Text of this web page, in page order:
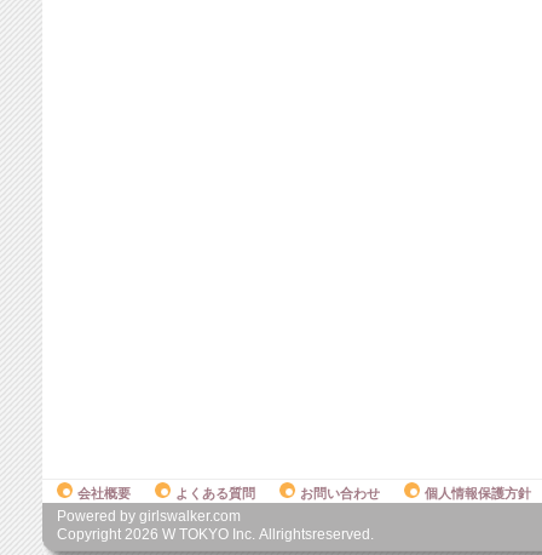
会社概要 よくある質問 お問い合わせ 個人情報保護方針
Powered by girlswalker.com
Copyright 2026 W TOKYO Inc. Allrightsreserved.